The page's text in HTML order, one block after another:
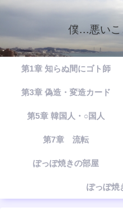
僕…悪いこ
第1章 知らぬ間にゴト師
第3章 偽造・変造カード
第5章 韓国人・○国人
第7章 流転
ぽっぽ焼きの部屋
ぽっぽ焼